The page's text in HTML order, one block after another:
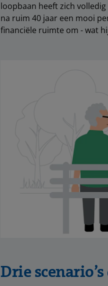
loopbaan heeft zich
na ruim 40 jaar een mooi
financiële ruimte om - wat
Drie